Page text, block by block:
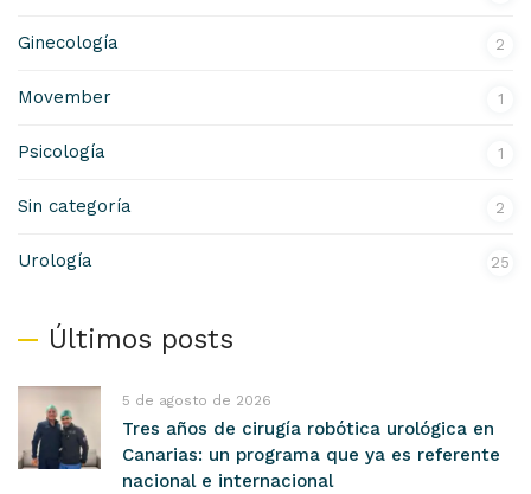
Ginecología 2
Movember 1
Psicología 1
Sin categoría 2
Urología 25
Últimos posts
5 de agosto de 2026
Tres años de cirugía robótica urológica en
Canarias: un programa que ya es referente
nacional e internacional